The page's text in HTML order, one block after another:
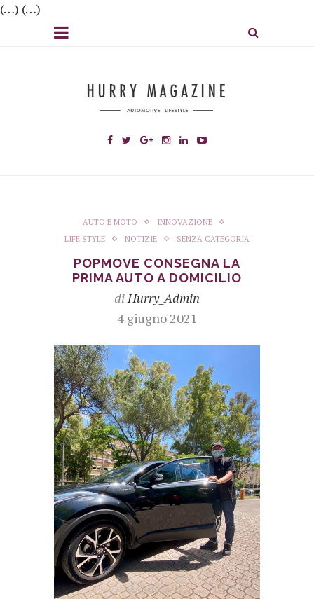
(…) (…)
AUTO E MOTO
INNOVAZIONE
LIFE STYLE
NOTIZIE SENZA CATEGORIA
POPMOVE CONSEGNA LA
PRIMA AUTO A DOMICILIO
diHurry_Admin
4 giugno 2021